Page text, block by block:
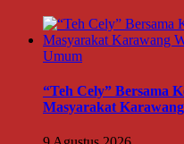
Umum
“Teh Cely” Bersama
Masyarakat